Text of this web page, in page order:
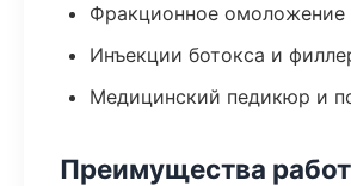
Фракционное омоложение
Инъекции ботокса и
Медицинский педикюр и
Преимущества